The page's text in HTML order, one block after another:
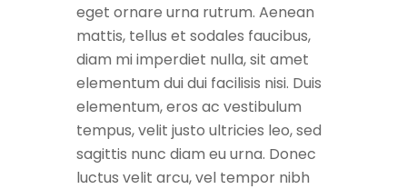
eget ornare urna rutrum. Aenean
mattis, tellus et sodales faucibus,
diam mi imperdiet nulla, sit amet
elementum dui dui facilisis nisi. Duis
elementum, eros ac vestibulum
tempus, velit justo ultricies leo, sed
sagittis nunc diam eu urna. Donec
luctus velit arcu, vel tempor nibh